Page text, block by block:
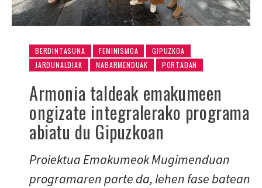
BERDINTASUNA FEMINISMOA
GIPUZKOA
JARDUNALDIAK
NABARMENDUAK PORTADAN
Armonia taldeak emakumeen
ongizate integralerako programa
abiatu du Gipuzkoan
Proiektua Emakumeok Mugimenduan
programaren parte da, lehen fase batean